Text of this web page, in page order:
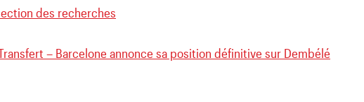
des recherches
– Barcelone annonce sa position définitive sur Dembélé